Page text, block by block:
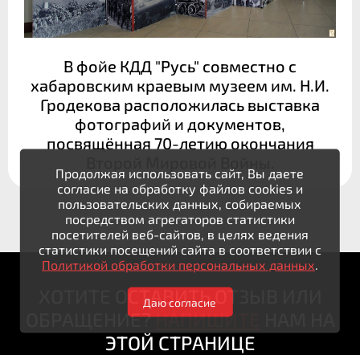
В фойе КДД "Русь" совместно с
хабаровским краевым музеем им. Н.И.
Гродекова расположилась выставка
фотографий и документов,
посвящённая 70-летию окончания
ХОТИТЕ ОСТАВИТЬ ОТЗЫВ ИЛИ
ОБРАЩЕНИЕ?НАПИШИТЕ
ЭТОЙ СТРАНИЦЕ
Продолжая использовать сайт, Вы даете
согласие на обработку файлов cookies и
пользовательских данных, собираемых
посредством агрегаторов статистики
посетителей веб-сайтов, в целях ведения
статистики посещений сайта в соответствии с
Политикой обработки персональных данных.
Даю согласие